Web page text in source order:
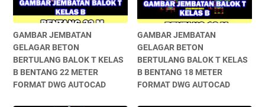
GAMBAR JEMBATAN
GELAGAR BETON
BERTULANG BALOK T KELAS
B BENTANG 22 METER
FORMAT DWG AUTOCAD
GAMBAR JEMBATAN
GELAGAR BETON
BERTULANG BALOK T KELAS
B BENTANG 18 METER
FORMAT DWG AUTOCAD